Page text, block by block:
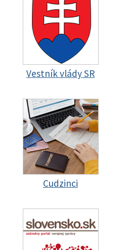
Vestník vlády SR
Cudzinci